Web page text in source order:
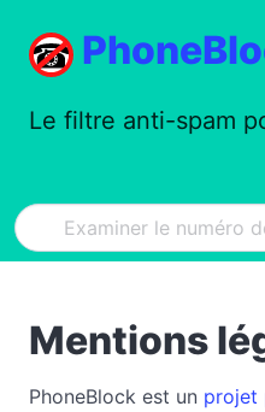
Le filtre anti-spam
Mentions
PhoneBlock est un projet